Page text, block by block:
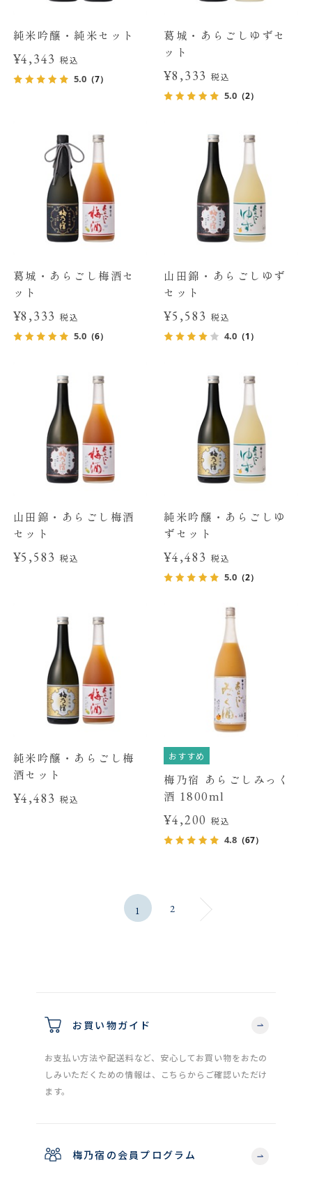
純米吟醸・純米セット
¥4,343税込
5.0（7）
葛城・あらごしゆずセ
ット
¥8,333 税込
5.0 （2）
葛城・あらごし梅酒セ
ット
¥8,333税込
5.0（6）
山田錦・あらごしゆず
セット
¥5,583 税込
4.0 （1）
山田錦・あらごし梅酒
セット
¥5,583税込
純米吟醸・あらごしゆ
ずセット
¥4,483 税込
5.0 （2）
純米吟醸・あらごし梅
酒セット
¥4,483税込
おすすめ
梅乃宿 あらごしみっく
酒 1800ml
¥4,200 税込
4.8 （67）
1 2
お買い物ガイド
お支払い方法や配送料など、安心してお買い物をおたの
しみいただくための情報は、こちらからご確認いただけ
ます。
梅乃宿の会員プログラム